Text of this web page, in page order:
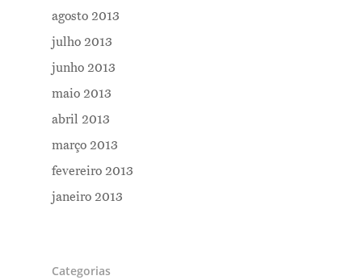
agosto 2013
julho 2013
junho 2013
maio 2013
abril 2013
março 2013
fevereiro 2013
janeiro 2013
Categorias